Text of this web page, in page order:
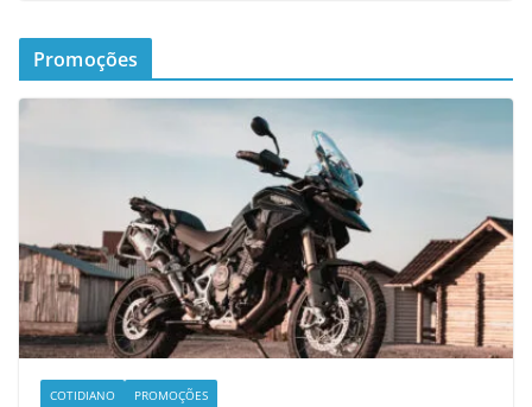
Promoções
COTIDIANO PROMOÇÕES